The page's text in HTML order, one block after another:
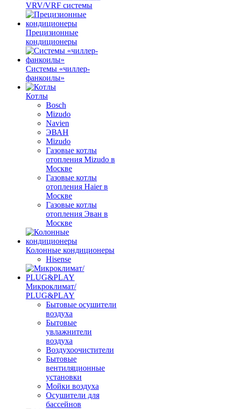
VRV/VRF системы
Прецизионные
кондиционеры
Системы «чиллер-
фанкоилы»
Котлы
Bosch
Mizudo
Navien
ЭВАН
Mizudo
Газовые котлы
отопления Mizudo в
Москве
Газовые котлы
отопления Haier в
Москве
Газовые котлы
отопления Эван в
Москве
Колонные кондиционеры
Hisense
Микроклимат/
PLUG&PLAY
Бытовые осушители
воздуха
Бытовые
увлажнители
воздуха
Воздухоочистители
Бытовые
вентиляционные
установки
Мойки воздуха
Осушители для
бассейнов